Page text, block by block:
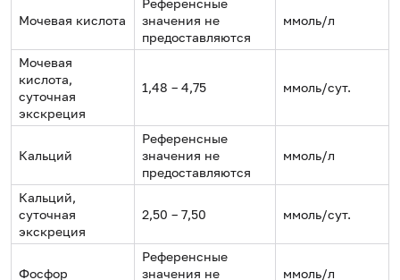
Мочевая кислота
Референсные
значения не
предоставляются
ммоль/л
Мочевая
кислота,
суточная
экскреция
1,48 – 4,75 ммоль/сут.
Кальций
Референсные
значения не
предоставляются
ммоль/л
Кальций,
суточная
экскреция
2,50 – 7,50 ммоль/сут.
Фосфор
Референсные
значения не
ммоль/л